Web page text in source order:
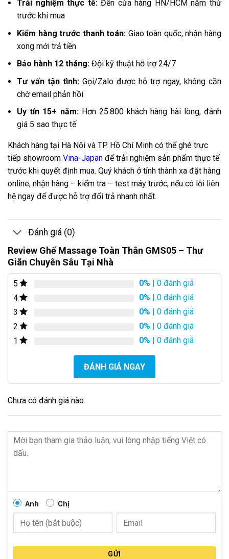
Trải nghiệm thực tế:Đến cửa hàng HN/HCM nằm thử
trước khi mua
Kiểm hàng trước thanh toán: Giao toàn quốc, nhận hàng
xong mới trả tiền
Bảo hành 12 tháng: Đội kỹ thuật hỗ trợ 24/7
Tư vấn tận tình: Gọi/Zalo được hỗ trợ ngay, không cần
chờ email phản hồi
Uy tín 15+ năm:Hơn 25.800 khách hàng hài lòng, đánh
giá 5 sao thực tế
Khách hàng tại Hà Nội và TP. Hồ Chí Minh có thể ghé trực
tiếp showroom Vina-Japan để trải nghiệm sản phẩm thực tế
trước khi quyết định mua. Quý khách ở tỉnh thành xa đặt hàng
online, nhận hàng – kiểm tra – test máy trước, nếu có lỗi liên
hệ ngay để được hỗ trợ đổi trả nhanh nhất.
Đánh giá (0)
Review Ghế Massage Toàn Thân GMS05 – Thư
Giãn Chuyên Sâu Tại Nhà
5 0% | 0 đánh giá
4
0% | 0 đánh giá
3
0% | 0 đánh giá
2
0% | 0 đánh giá
1
0% | 0 đánh giá
ĐÁNH GIÁ NGAY
Chưa có đánh giá nào.
Anh Chị
GỬI